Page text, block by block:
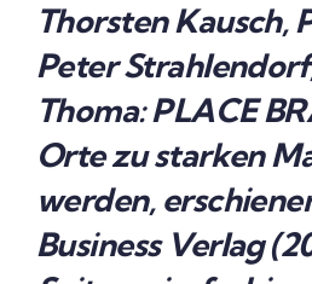
Thorsten Kausch,
Peter
Thoma: PLACE
Orte zu starken
werden,
Business Verlag